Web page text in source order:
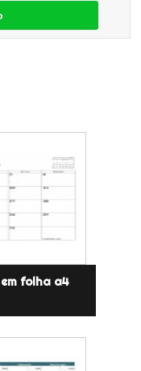
folha a4